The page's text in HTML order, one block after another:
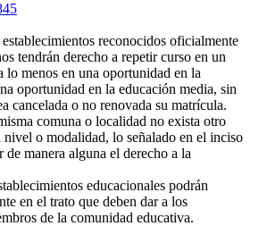
establecimientos reconocidos oficialmente
tendrán derecho a repetir curso en un
lo menos en una oportunidad en la
oportunidad en la educación media, sin
cancelada o no renovada su matrícula.
comuna o localidad no exista otro
o modalidad, lo señalado en el inciso
manera alguna el derecho a la
educacionales podrán
en el trato que deben dar a los
de la comunidad educativa.